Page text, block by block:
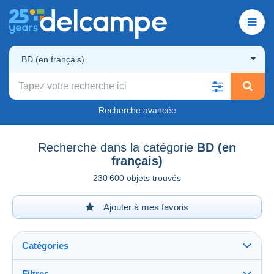
BD (en français)
Recherche avancée
Recherche dans la catégorie BD (en
français)
230 600 objets trouvés
Ajouter à mes favoris
Catégories